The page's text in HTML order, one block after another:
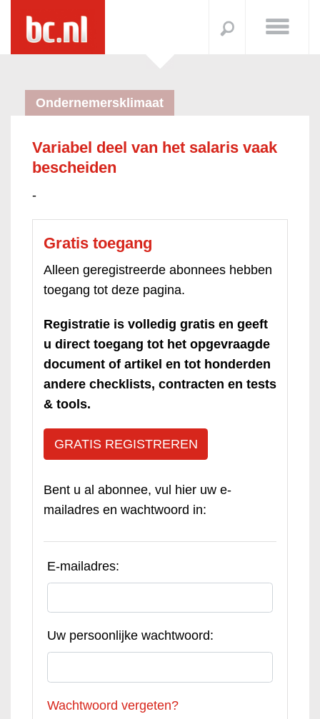
Ondernemersklimaat
Variabel deel van het salaris vaak
bescheiden
-
Gratis toegang
Alleen geregistreerde abonnees hebben
toegang tot deze pagina.
Registratie is volledig gratis en geeft
u direct toegang tot het opgevraagde
document of artikel en tot honderden
andere checklists, contracten en tests
& tools.
GRATIS REGISTREREN
Bent u al abonnee, vul hier uw e-
mailadres en wachtwoord in:
E-mailadres:
Uw persoonlijke wachtwoord:
Wachtwoord vergeten?